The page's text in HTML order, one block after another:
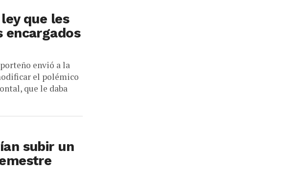
que les
encargados
envió a la
el polémico
que le daba
subir un